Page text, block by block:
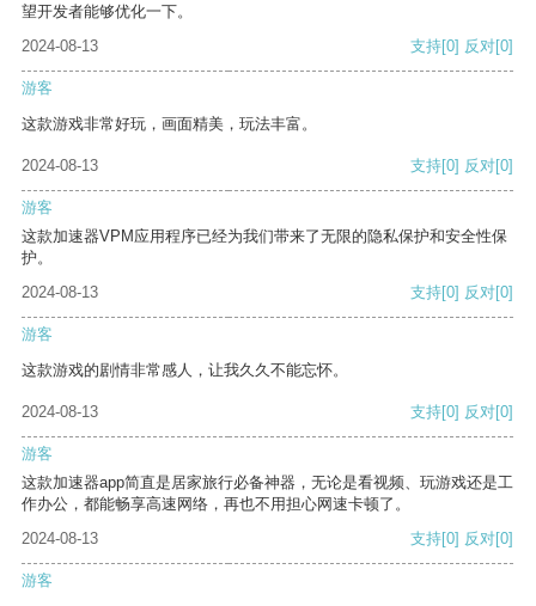
望开发者能够优化一下。
2024-08-13
支持[0] 反对[0]
游客
这款游戏非常好玩，画面精美，玩法丰富。
2024-08-13 支持[0] 反对[0]
游客
这款加速器VPM应用程序已经为我们带来了无限的隐私保护和安全性保
护。
2024-08-13
支持[0] 反对[0]
游客
这款游戏的剧情非常感人，让我久久不能忘怀。
2024-08-13 支持[0] 反对[0]
游客
这款加速器app简直是居家旅行必备神器，无论是看视频、玩游戏还是工
作办公，都能畅享高速网络，再也不用担心网速卡顿了。
2024-08-13
支持[0] 反对[0]
游客